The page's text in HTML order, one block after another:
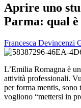
Aprire uno
Parma: qual è
Francesca Devincenzi
L’Emilia Romagna è
attività professionali.
per forma mentis, sono
vogliono “mettersi in